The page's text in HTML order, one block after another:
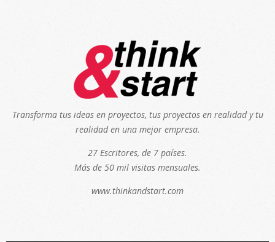
Transforma tus ideas en proyectos, tus proyectos en realidad y tu
realidad en una mejor empresa.
27 Escritores, de 7 países.
Más de 50 mil visitas mensuales.
www.thinkandstart.com